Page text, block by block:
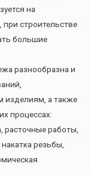
на
строительстве
большие
разнообразна и
изделиям, а также
процессах:
расточные работы,
резьбы,